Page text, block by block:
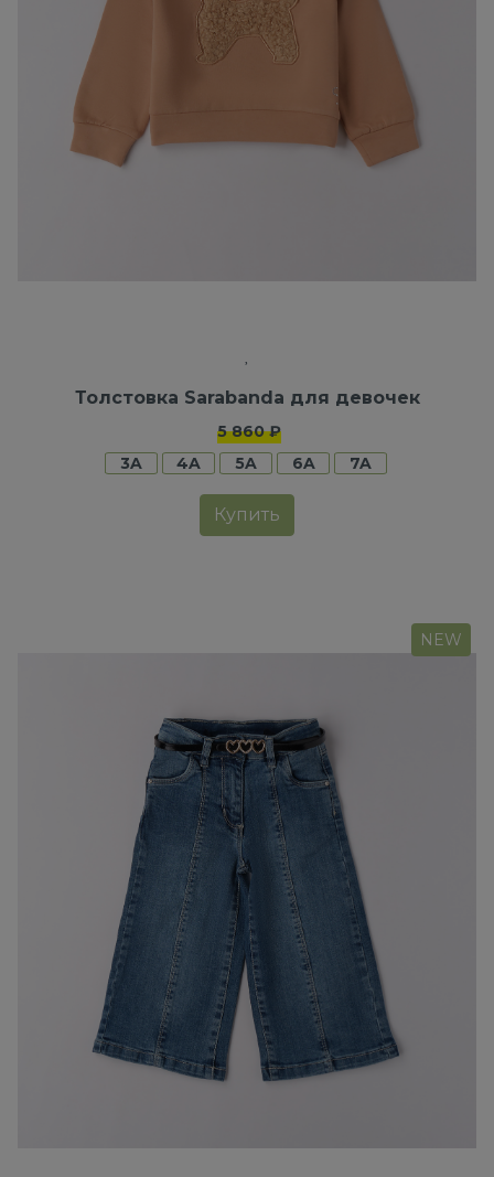
Толстовка Sarabanda для девочек
5 860 ₽
3A
4A 5A 6A 7A
Купить
NEW